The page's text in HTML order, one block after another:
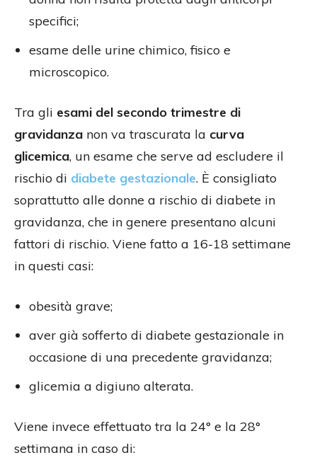
specifici;
esame delle urine chimico, fisico e
microscopico.
Tra gli esami del secondo trimestre di
gravidanza non va trascurata la curva
glicemica, un esame che serve ad escludere il
rischio di diabete gestazionale. È consigliato
soprattutto alle donne a rischio di diabete in
gravidanza, che in genere presentano alcuni
fattori di rischio. Viene fatto a 16-18 settimane
in questi casi:
obesità grave;
aver già sofferto di diabete gestazionale in
occasione di una precedente gravidanza;
glicemia a digiuno alterata.
Viene invece effettuato tra la 24° e la 28°
settimana in caso di: